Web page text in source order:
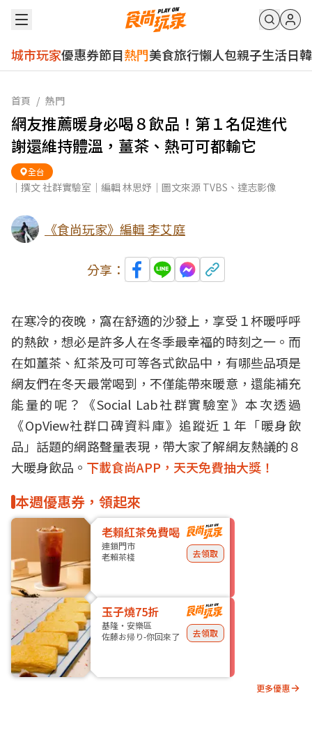
城市玩家優惠券節目熱門美食旅行懶人包親子生活日韓
首頁 / 熱門
網友推薦暖身必喝８飲品！第１名促進代
謝還維持體溫，薑茶、熱可可都輸它
全台
｜撰文 社群實驗室｜編輯 林思妤｜圖文來源 TVBS、達志影像
《食尚玩家》編輯 李艾庭
分享：
在寒冷的夜晚，窩在舒適的沙發上，享受１杯暖呼呼
的熱飲，想必是許多人在冬季最幸福的時刻之一。而
在如薑茶、紅茶及可可等各式飲品中，有哪些品項是
網友們在冬天最常喝到，不僅能帶來暖意，還能補充
能量的呢？《Social Lab社群實驗室》本次透過
《OpView社群口碑資料庫》追蹤近１年「暖身飲
品」話題的網路聲量表現，帶大家了解網友熱議的８
大暖身飲品。 下載食尚APP，天天免費抽大獎！
本週優惠券，領起來
老賴紅茶免費喝
連鎖門市
老賴茶棧
去領取
玉子燒75折
基隆・安樂區
佐藤お帰り-你回來了
去領取
更多優惠